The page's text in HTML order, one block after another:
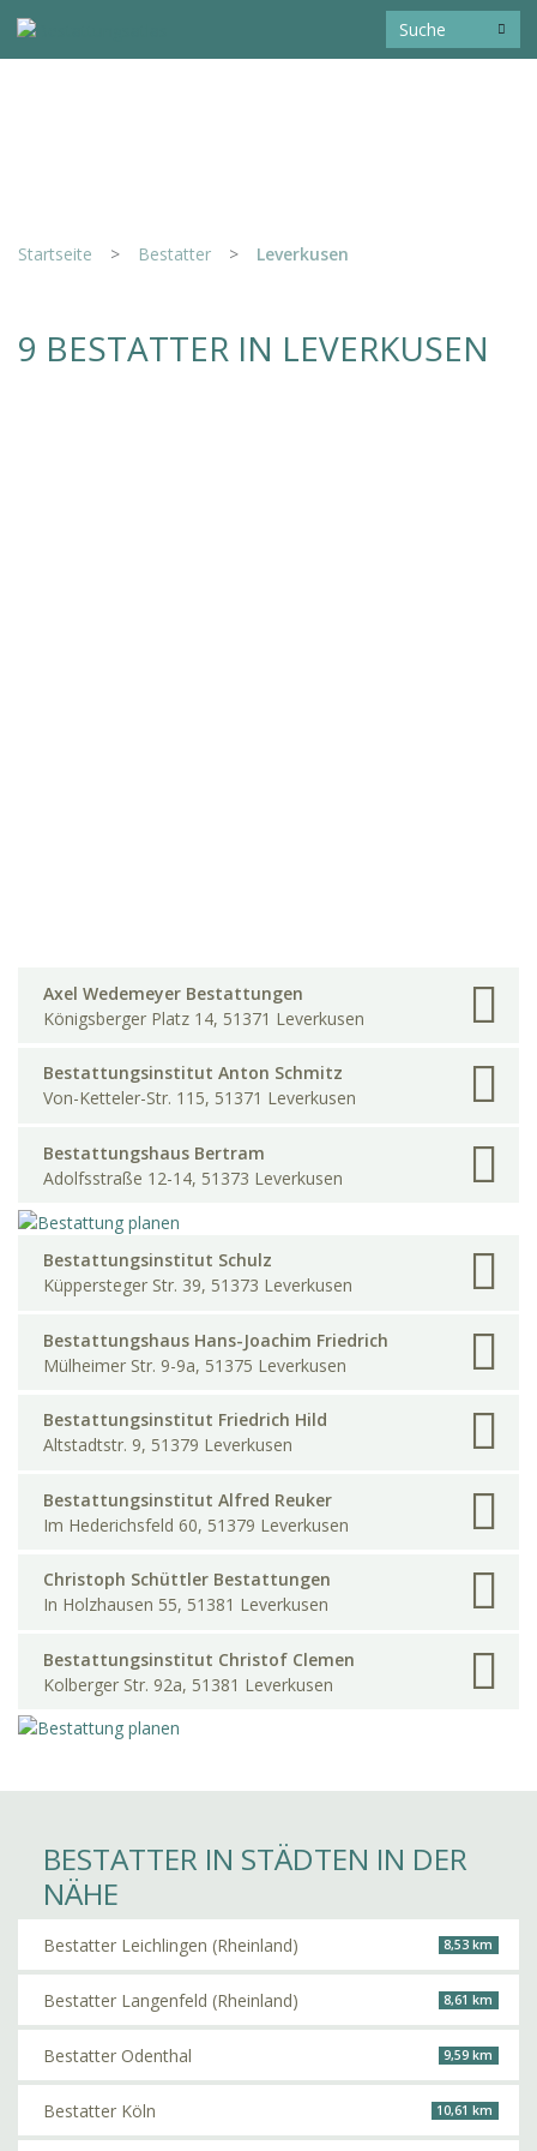
Startseite > Bestatter > Leverkusen
9 BESTATTER IN LEVERKUSEN
Axel Wedemeyer Bestattungen
Königsberger Platz 14, 51371 Leverkusen
Bestattungsinstitut Anton Schmitz
Von-Ketteler-Str. 115, 51371 Leverkusen
Bestattungshaus Bertram
Adolfsstraße 12-14, 51373 Leverkusen
Bestattungsinstitut Schulz
Küppersteger Str. 39, 51373 Leverkusen
Bestattungshaus Hans-Joachim Friedrich
Mülheimer Str. 9-9a, 51375 Leverkusen
Bestattungsinstitut Friedrich Hild
Altstadtstr. 9, 51379 Leverkusen
Bestattungsinstitut Alfred Reuker
Im Hederichsfeld 60, 51379 Leverkusen
Christoph Schüttler Bestattungen
In Holzhausen 55, 51381 Leverkusen
Bestattungsinstitut Christof Clemen
Kolberger Str. 92a, 51381 Leverkusen
BESTATTER IN STÄDTEN IN DER
NÄHE
Bestatter Leichlingen (Rheinland) 8,53 km
Bestatter Langenfeld (Rheinland) 8,61 km
Bestatter Odenthal 9,59 km
Bestatter Köln 10,61 km